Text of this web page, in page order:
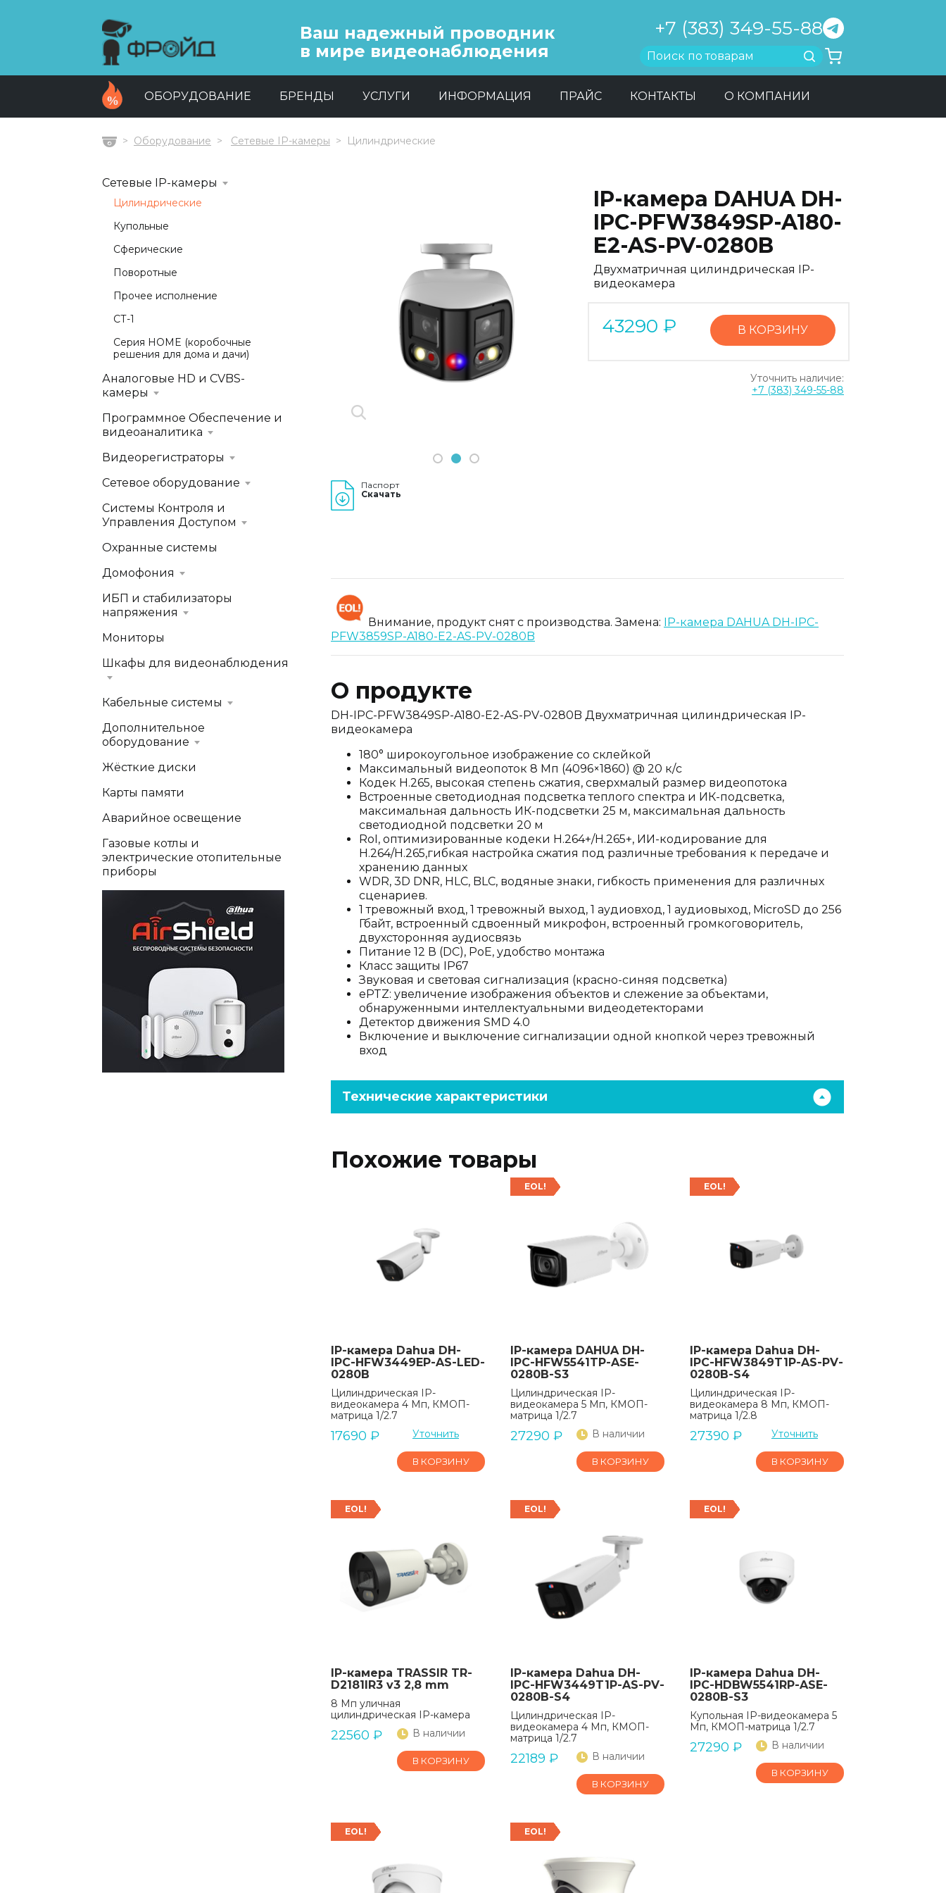
Ваш надежный проводник
в мире видеонаблюдения
+7 (383) 349-55-88
Найти
ОБОРУДОВАНИЕ БРЕНДЫ УСЛУГИ ИНФОРМАЦИЯ ПРАЙС КОНТАКТЫ О КОМПАНИИ
ГлавнаяОборудование Сетевые IP-камеры Цилиндрические
1 2 3
Паспорт
Скачать
IP-камера DAHUA DH-
IPC-PFW3849SP-A180-
E2-AS-PV-0280B
Двухматричная цилиндрическая IP-
видеокамера
43290 ₽ В КОРЗИНУ
Уточнить наличие:
+7 (383) 349-55-88
Внимание, продукт снят с производства. Замена: IP-камера DAHUA DH-IPC-
PFW3859SP-A180-E2-AS-PV-0280B
О продукте
DH-IPC-PFW3849SP-A180-E2-AS-PV-0280B Двухматричная цилиндрическая IP-
видеокамера
180° широкоугольное изображение со склейкой
Максимальный видеопоток 8 Мп (4096×1860) @ 20 к/с
Кодек H.265, высокая степень сжатия, сверхмалый размер видеопотока
Встроенные светодиодная подсветка теплого спектра и ИК-подсветка,
максимальная дальность ИК-подсветки 25 м, максимальная дальность
светодиодной подсветки 20 м
RoI, оптимизированные кодеки H.264+/H.265+, ИИ-кодирование для
H.264/H.265,гибкая настройка сжатия под различные требования к передаче и
хранению данных
WDR, 3D DNR, HLC, BLC, водяные знаки, гибкость применения для различных
сценариев.
1 тревожный вход, 1 тревожный выход, 1 аудиовход, 1 аудиовыход, MicroSD до 256
Гбайт, встроенный сдвоенный микрофон, встроенный громкоговоритель,
двухсторонняя аудиосвязь
Питание 12 В (DC), PoE, удобство монтажа
Класс защиты IP67
Звуковая и световая сигнализация (красно-синяя подсветка)
ePTZ: увеличение изображения объектов и слежение за объектами,
обнаруженными интеллектуальными видеодетекторами
Детектор движения SMD 4.0
Включение и выключение сигнализации одной кнопкой через тревожный
вход
Технические характеристики
Похожие товары
IP-камера Dahua DH-
IPC-HFW3449EP-AS-LED-
0280B
Цилиндрическая IP-
видеокамера 4 Мп, КМОП-
матрица 1/2.7
17690 ₽ Уточнить
В КОРЗИНУ
EOL!
IP-камера DAHUA DH-
IPC-HFW5541TP-ASE-
0280B-S3
Цилиндрическая IP-
видеокамера 5 Мп, КМОП-
матрица 1/2.7
27290 ₽ В наличии
В КОРЗИНУ
EOL!
IP-камера Dahua DH-
IPC-HFW3849T1P-AS-PV-
0280B-S4
Цилиндрическая IP-
видеокамера 8 Мп, КМОП-
матрица 1/2.8
27390 ₽ Уточнить
В КОРЗИНУ
EOL!
IP-камера TRASSIR TR-
D2181IR3 v3 2,8 mm
8 Мп уличная
цилиндрическая IP-камера
22560 ₽ В наличии
В КОРЗИНУ
EOL!
IP-камера Dahua DH-
IPC-HFW3449T1P-AS-PV-
0280B-S4
Цилиндрическая IP-
видеокамера 4 Мп, КМОП-
матрица 1/2.7
22189 ₽ В наличии
В КОРЗИНУ
EOL!
IP-камера Dahua DH-
IPC-HDBW5541RP-ASE-
0280B-S3
Купольная IP-видеокамера 5
Мп, КМОП-матрица 1/2.7
27290 ₽ В наличии
В КОРЗИНУ
EOL! EOL!
Сетевые IP-камеры
Цилиндрические
Купольные
Сферические
Поворотные
Прочее исполнение
СТ-1
Серия HOME (коробочные
решения для дома и дачи)
Аналоговые HD и CVBS-
камеры
Программное Обеспечение и
видеоаналитика
Видеорегистраторы
Сетевое оборудование
Системы Контроля и
Управления Доступом
Охранные системы
Домофония
ИБП и стабилизаторы
напряжения
Мониторы
Шкафы для видеонаблюдения
Кабельные системы
Дополнительное
оборудование
Жёсткие диски
Карты памяти
Аварийное освещение
Газовые котлы и
электрические отопительные
приборы